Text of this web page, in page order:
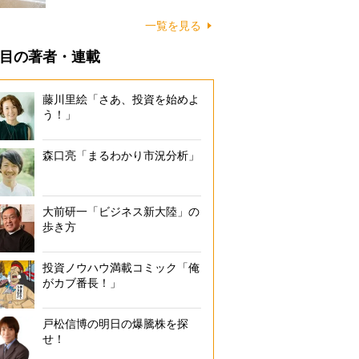
一覧を見る
の著者・連載
藤川里絵「さあ、投資を始めよ
う！」
森口亮「まるわかり市況分析」
大前研一「ビジネス新大陸」の
歩き方
投資ノウハウ満載コミック「俺
がカブ番長！」
戸松信博の明日の爆騰株を探
せ！